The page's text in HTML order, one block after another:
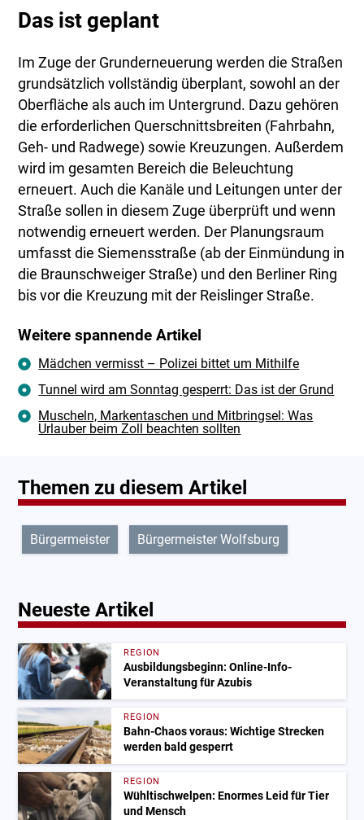
Das ist geplant
Im Zuge der Grunderneuerung werden die Straßen
grundsätzlich vollständig überplant, sowohl an der
Oberfläche als auch im Untergrund. Dazu gehören
die erforderlichen Querschnittsbreiten (Fahrbahn,
Geh- und Radwege) sowie Kreuzungen. Außerdem
wird im gesamten Bereich die Beleuchtung
erneuert. Auch die Kanäle und Leitungen unter der
Straße sollen in diesem Zuge überprüft und wenn
notwendig erneuert werden. Der Planungsraum
umfasst die Siemensstraße (ab der Einmündung in
die Braunschweiger Straße) und den Berliner Ring
bis vor die Kreuzung mit der Reislinger Straße.
Weitere spannende Artikel
Mädchen vermisst – Polizei bittet um Mithilfe
Tunnel wird am Sonntag gesperrt: Das ist der Grund
Muscheln, Markentaschen und Mitbringsel: Was
Urlauber beim Zoll beachten sollten
Themen zu diesem Artikel
Bürgermeister Bürgermeister Wolfsburg
Neueste Artikel
REGION
Ausbildungsbeginn: Online-Info-
Veranstaltung für Azubis
REGION
Bahn-Chaos voraus: Wichtige Strecken
werden bald gesperrt
REGION
Wühltischwelpen: Enormes Leid für Tier
und Mensch